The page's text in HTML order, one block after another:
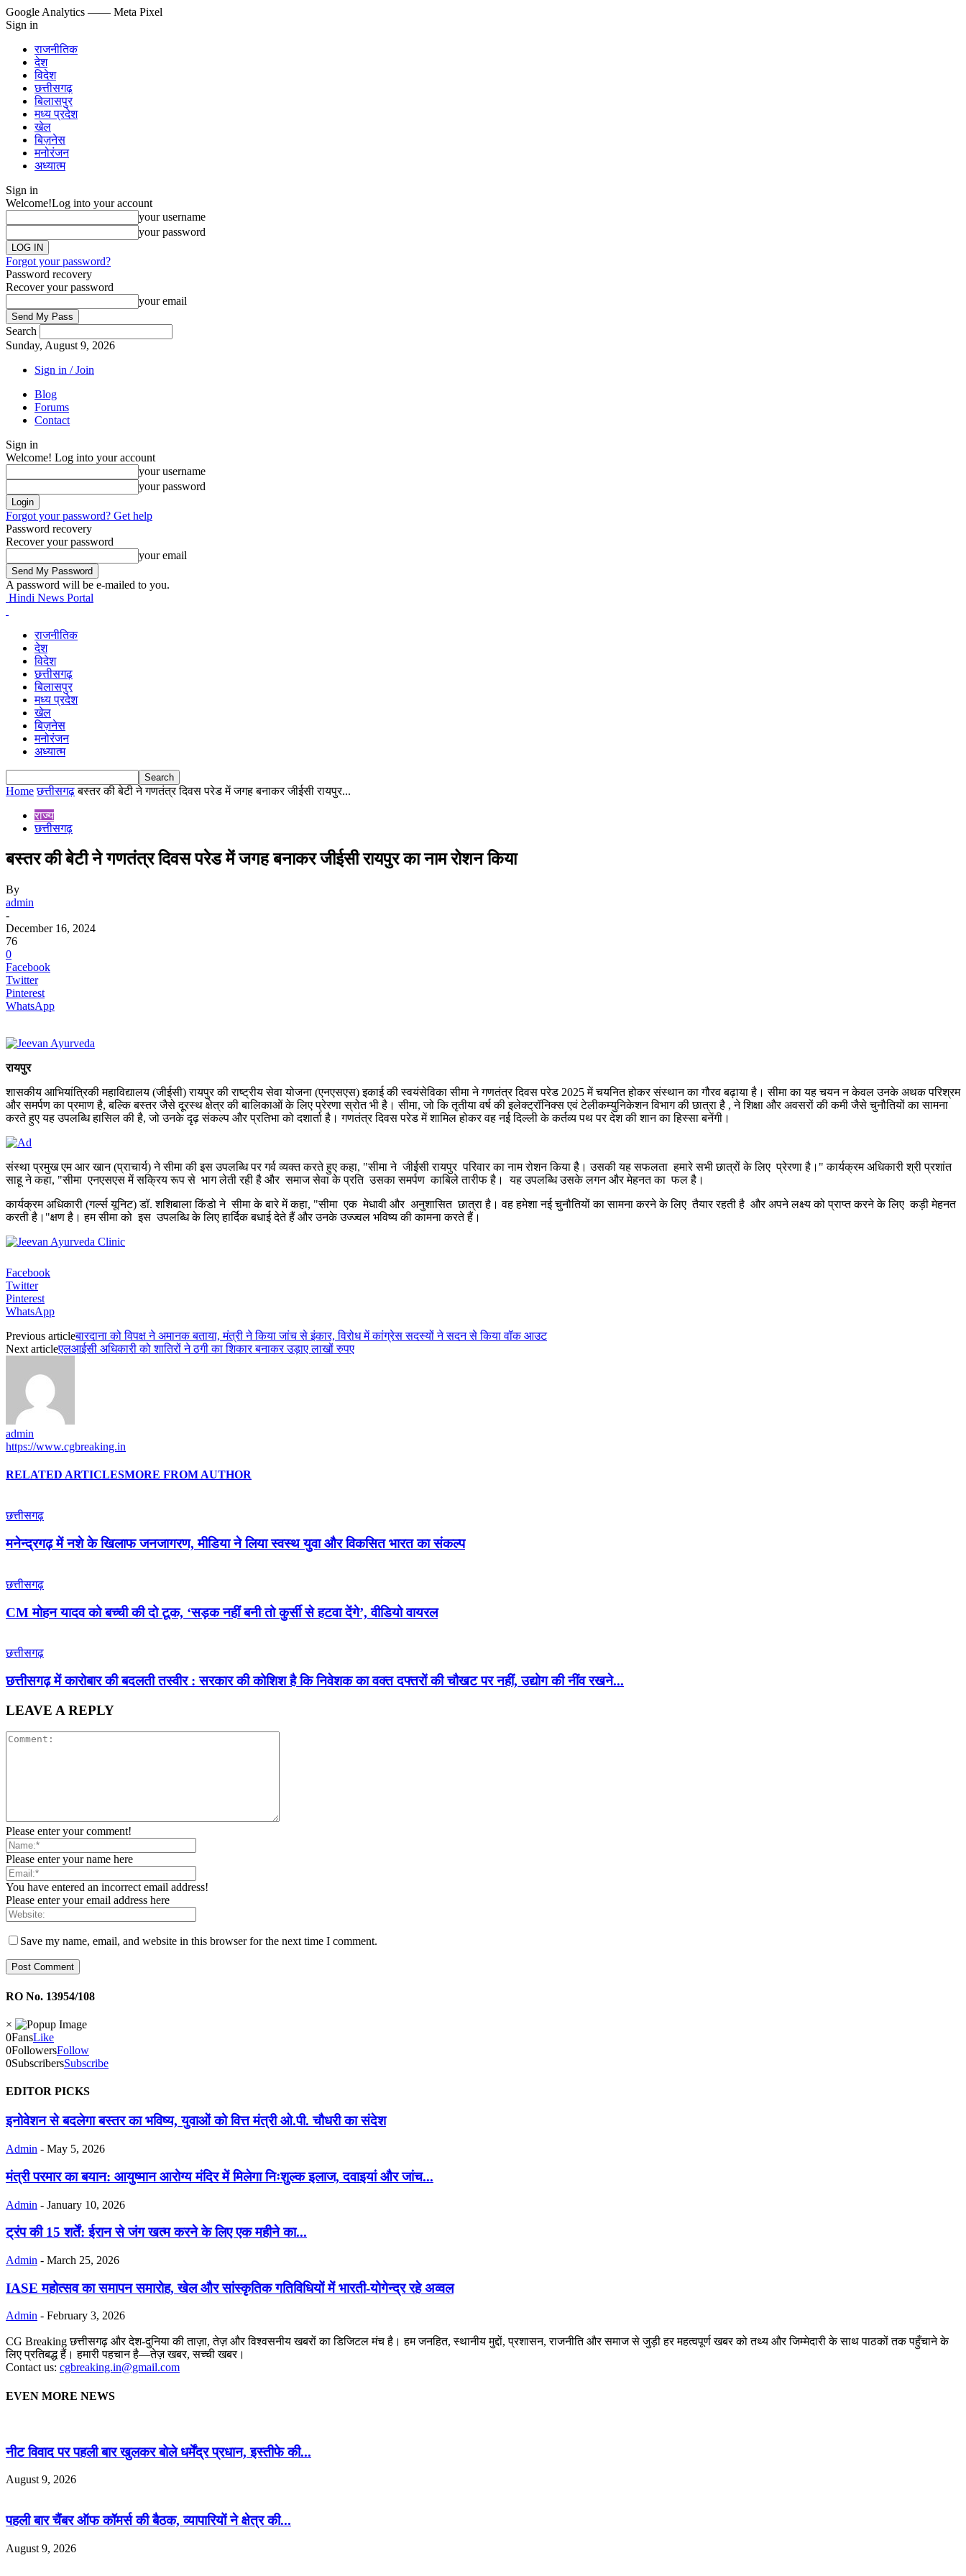
Google Analytics —— Meta Pixel
Sign in
राजनीतिक
देश
विदेश
छत्तीसगढ़
बिलासपुर
मध्य प्रदेश
खेल
बिज़नेस
मनोरंजन
अध्यात्म
Sign in
Welcome!Log into your account
your username
your password
Forgot your password?
Password recovery
Recover your password
your email
Search
Sunday, August 9, 2026
Sign in / Join
Blog
Forums
Contact
Sign in
Welcome! Log into your account
your username
your password
Forgot your password? Get help
Password recovery
Recover your password
your email
A password will be e-mailed to you.
Hindi News Portal
राजनीतिक
देश
विदेश
छत्तीसगढ़
बिलासपुर
मध्य प्रदेश
खेल
बिज़नेस
मनोरंजन
अध्यात्म
Home छत्तीसगढ़ बस्तर की बेटी ने गणतंत्र दिवस परेड में जगह बनाकर जीईसी रायपुर...
राज्य
छत्तीसगढ़
बस्तर की बेटी ने गणतंत्र दिवस परेड में जगह बनाकर जीईसी रायपुर का नाम रोशन किया
By
admin
-
December 16, 2024
76
0
Facebook
Twitter
Pinterest
WhatsApp
रायपुर
शासकीय आभियांत्रिकी महाविद्यालय (जीईसी) रायपुर की राष्ट्रीय सेवा योजना (एनएसएस) इकाई की स्वयंसेविका सीमा ने गणतंत्र दिवस परेड 2025 में चयनित होकर संस्थान का गौरव बढ़ाया है। सीमा का यह चयन न केवल उनके अथक परिश्रम
और समर्पण का प्रमाण है, बल्कि बस्तर जैसे दूरस्थ क्षेत्र की बालिकाओं के लिए प्रेरणा स्रोत भी है। सीमा, जो कि तृतीया वर्ष की इलेक्ट्रॉनिक्स एवं टेलीकम्युनिकेशन विभाग की छात्रा है , ने शिक्षा और अवसरों की कमी जैसे चुनौतियों का सामना
करते हुए यह उपलब्धि हासिल की है, जो उनके दृढ़ संकल्प और प्रतिभा को दशार्ता है। गणतंत्र दिवस परेड में शामिल होकर वह नई दिल्ली के कर्तव्य पथ पर देश की शान का हिस्सा बनेंगी।
संस्था प्रमुख एम आर खान (प्राचार्य) ने सीमा की इस उपलब्धि पर गर्व व्यक्त करते हुए कहा, "सीमा ने जीईसी रायपुर परिवार का नाम रोशन किया है। उसकी यह सफलता हमारे सभी छात्रों के लिए प्रेरणा है।" कार्यक्रम अधिकारी श्री प्रशांत
साहू ने कहा, "सीमा एनएसएस में सक्रिय रूप से भाग लेती रही है और समाज सेवा के प्रति उसका समर्पण काबिले तारीफ है। यह उपलब्धि उसके लगन और मेहनत का फल है।
कार्यक्रम अधिकारी (गर्ल्स यूनिट) डॉ. शशिबाला किंडो ने सीमा के बारे में कहा, "सीमा एक मेधावी और अनुशासित छात्रा है। वह हमेशा नई चुनौतियों का सामना करने के लिए तैयार रहती है और अपने लक्ष्य को प्राप्त करने के लिए कड़ी मेहनत
करती है।"क्षण है। हम सीमा को इस उपलब्धि के लिए हार्दिक बधाई देते हैं और उनके उज्ज्वल भविष्य की कामना करते हैं।
Facebook
Twitter
Pinterest
WhatsApp
Previous articleबारदाना को विपक्ष ने अमानक बताया, मंत्री ने किया जांच से इंकार, विरोध में कांग्रेस सदस्यों ने सदन से किया वॉक आउट
Next articleएलआईसी अधिकारी को शातिरों ने ठगी का शिकार बनाकर उड़ाए लाखों रुपए
admin
https://www.cgbreaking.in
RELATED ARTICLESMORE FROM AUTHOR
छत्तीसगढ़
मनेन्द्रगढ़ में नशे के खिलाफ जनजागरण, मीडिया ने लिया स्वस्थ युवा और विकसित भारत का संकल्प
छत्तीसगढ़
CM मोहन यादव को बच्ची की दो टूक, ‘सड़क नहीं बनी तो कुर्सी से हटवा देंगे’, वीडियो वायरल
छत्तीसगढ़
छत्तीसगढ़ में कारोबार की बदलती तस्वीर : सरकार की कोशिश है कि निवेशक का वक्त दफ्तरों की चौखट पर नहीं, उद्योग की नींव रखने...
LEAVE A REPLY
Please enter your comment!
Please enter your name here
You have entered an incorrect email address!
Please enter your email address here
Save my name, email, and website in this browser for the next time I comment.
RO No. 13954/108
×
0FansLike
0FollowersFollow
0SubscribersSubscribe
EDITOR PICKS
इनोवेशन से बदलेगा बस्तर का भविष्य, युवाओं को वित्त मंत्री ओ.पी. चौधरी का संदेश
Admin - May 5, 2026
मंत्री परमार का बयान: आयुष्मान आरोग्य मंदिर में मिलेगा निःशुल्क इलाज, दवाइयां और जांच...
Admin - January 10, 2026
ट्रंप की 15 शर्तें: ईरान से जंग खत्म करने के लिए एक महीने का...
Admin - March 25, 2026
IASE महोत्सव का समापन समारोह, खेल और सांस्कृतिक गतिविधियों में भारती-योगेन्द्र रहे अव्वल
Admin - February 3, 2026
CG Breaking छत्तीसगढ़ और देश-दुनिया की ताज़ा, तेज़ और विश्वसनीय खबरों का डिजिटल मंच है। हम जनहित, स्थानीय मुद्दों, प्रशासन, राजनीति और समाज से जुड़ी हर महत्वपूर्ण खबर को तथ्य और जिम्मेदारी के साथ पाठकों तक पहुँचाने के
लिए प्रतिबद्ध हैं। हमारी पहचान है—तेज़ खबर, सच्ची खबर।
Contact us: cgbreaking.in@gmail.com
EVEN MORE NEWS
नीट विवाद पर पहली बार खुलकर बोले धर्मेंद्र प्रधान, इस्तीफे की...
August 9, 2026
पहली बार चैंबर ऑफ कॉमर्स की बैठक, व्यापारियों ने क्षेत्र की...
August 9, 2026